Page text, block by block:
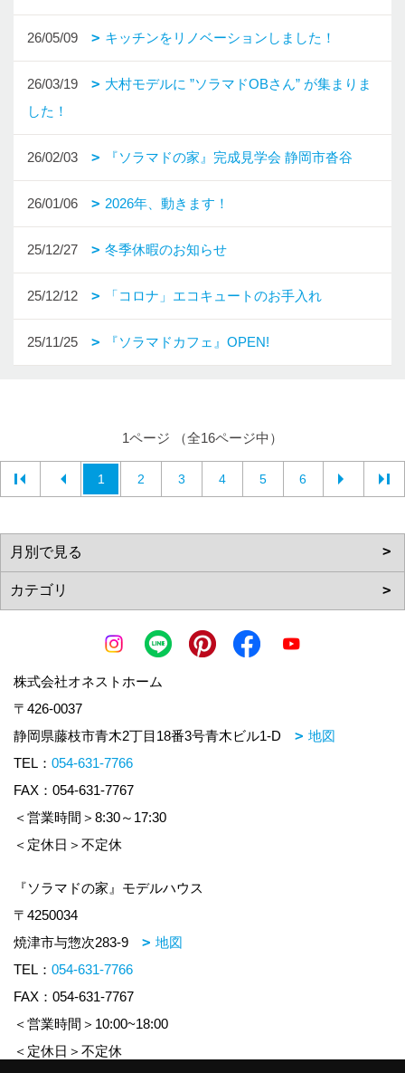
26/05/09 キッチンをリノベーションしました！
26/03/19
大村モデルに ”ソラマドOBさん” が集まりま
した！
26/02/03 『ソラマドの家』完成見学会 静岡市沓谷
26/01/06 2026年、動きます！
25/12/27 冬季休暇のお知らせ
25/12/12 「コロナ」エコキュートのお手入れ
25/11/25 『ソラマドカフェ』OPEN!
1ページ （全16ページ中）
1 2 3 4 5 6
株式会社オネストホーム
〒426-0037
静岡県藤枝市青木2丁目18番3号青木ビル1-D
地図
TEL： 054-631-7766
FAX：054-631-7767
＜営業時間＞8:30～17:30
＜定休日＞不定休
『ソラマドの家』モデルハウス
〒4250034
焼津市与惣次283-9
地図
TEL： 054-631-7766
FAX：054-631-7767
＜営業時間＞10:00~18:00
＜定休日＞不定休